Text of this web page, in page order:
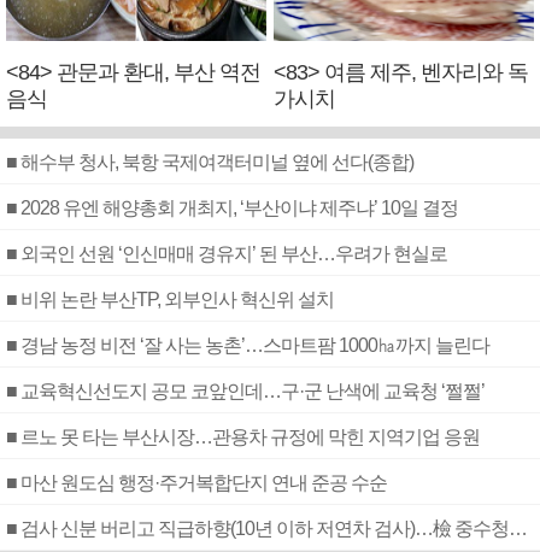
<84> 관문과 환대, 부산 역전
음식
<83> 여름 제주, 벤자리와 독
가시치
■ 해수부 청사, 북항 국제여객터미널 옆에 선다(종합)
■ 2028 유엔 해양총회 개최지, ‘부산이냐 제주냐’ 10일 결정
■ 외국인 선원 ‘인신매매 경유지’ 된 부산…우려가 현실로
■ 비위 논란 부산TP, 외부인사 혁신위 설치
■ 경남 농정 비전 ‘잘 사는 농촌’…스마트팜 1000㏊까지 늘린다
■ 교육혁신선도지 공모 코앞인데…구·군 난색에 교육청 ‘쩔쩔’
■ 르노 못 타는 부산시장…관용차 규정에 막힌 지역기업 응원
■ 마산 원도심 행정·주거복합단지 연내 준공 수순
■ 검사 신분 버리고 직급하향(10년 이하 저연차 검사)…檢 중수청행 기피